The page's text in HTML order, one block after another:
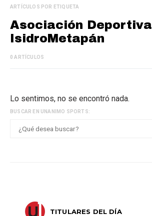
ARTÍCULOS POR ETIQUETA
Asociación Deportiva
IsidroMetapán
0 ARTÍCULOS
Lo sentimos, no se encontró nada.
BUSCAR EN UNANIMO SPORTS:
TITULARES DEL DÍA